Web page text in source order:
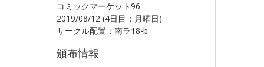
コミックマーケット96
2019/08/12 (4日目；月曜日)
サークル配置：南ラ18-b
頒布情報